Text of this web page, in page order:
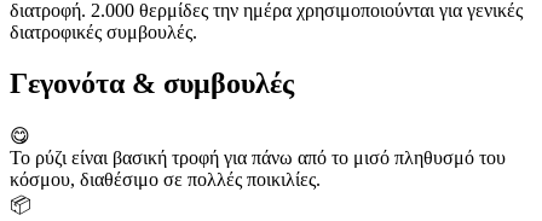
διατροφή. 2.000 θερμίδες την ημέρα χρησιμοποιούνται για γενικές
διατροφικές συμβουλές.
Γεγονότα & συμβουλές
😋
Το ρύζι είναι βασική τροφή για πάνω από το μισό πληθυσμό του
κόσμου, διαθέσιμο σε πολλές ποικιλίες.
📦